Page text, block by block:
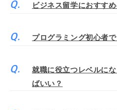
ビジネス留学におすす
プログラミング初心者
就職に役立つレベルに
ばいい？